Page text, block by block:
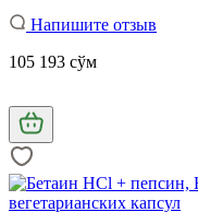
Напишите отзыв
105 193 сўм